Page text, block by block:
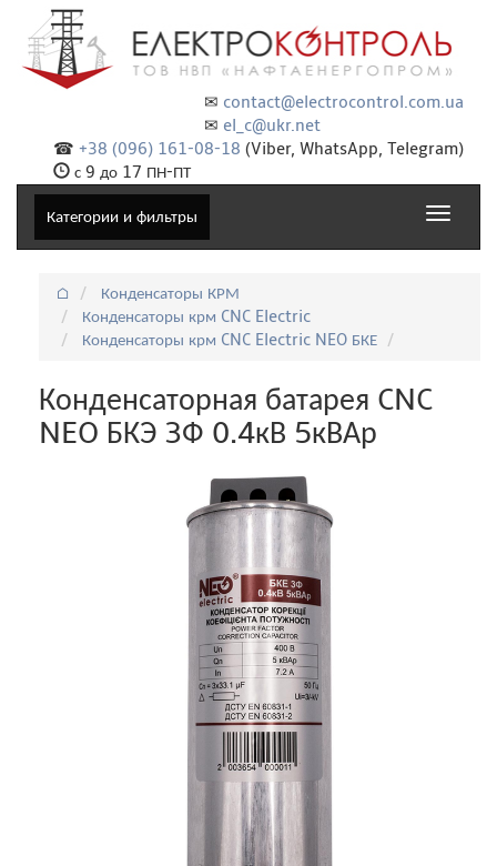
✉ contact@electrocontrol.com.ua
✉ el_c@ukr.net
☎ +38 (096) 161-08-18 (Viber, WhatsApp, Telegram)
с 9 до 17 ПН-ПТ
Категории и фильтры
Toggle
⌂
Конденсаторы КРМ
Конденсаторы крм CNC Electric
Конденсаторы крм CNC Electric NEO БКЕ
Конденсаторная батарея CNC
NEO БКЭ 3Ф 0.4кВ 5кВАр